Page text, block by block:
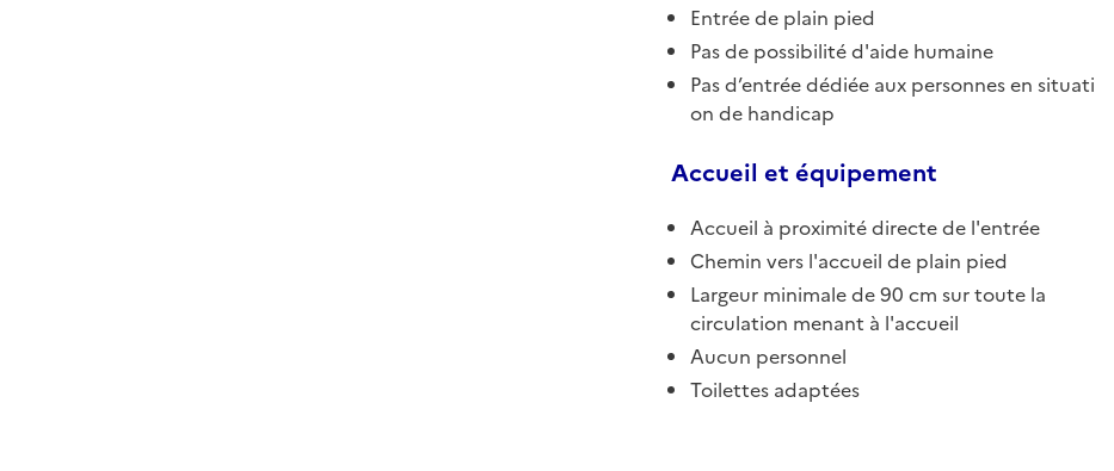
Entrée de plain pied
Pas de possibilité d'aide humaine
Pas d’entrée dédiée aux personnes en situati
on de handicap
Accueil et équipement
Accueil à proximité directe de l'entrée
Chemin vers l'accueil de plain pied
Largeur minimale de 90 cm sur toute la
circulation menant à l'accueil
Aucun personnel
Toilettes adaptées